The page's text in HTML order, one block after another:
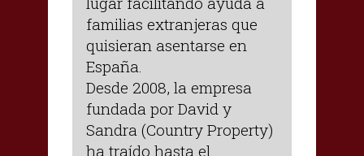
familias extranjeras que
quisieran asentarse en
España.
Desde 2008, la empresa
fundada por David y
Sandra (Country Property)
ha traído hasta el